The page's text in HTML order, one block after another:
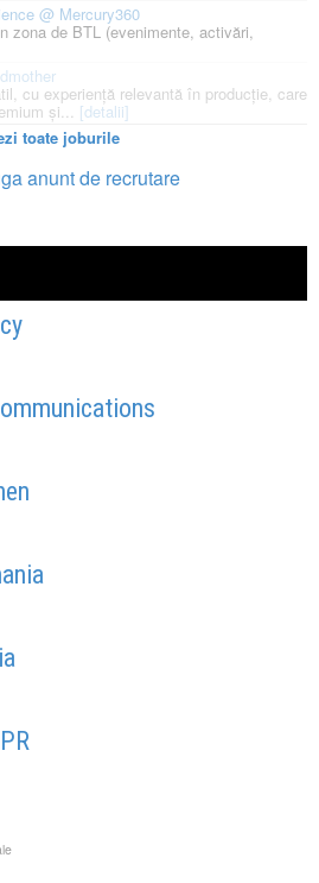
@ Mercury360
zona de BTL (evenimente, activări,
cu experiență relevantă în producție, care
și... [detalii]
toate joburile
anunt de recrutare